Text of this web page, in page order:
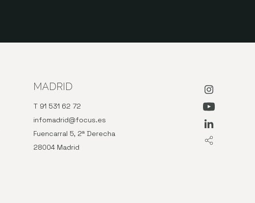
MADRID
T 91 531 62 72
infomadrid@focus.es
Fuencarral 5, 2ª Derecha
28004 Madrid
Abre en